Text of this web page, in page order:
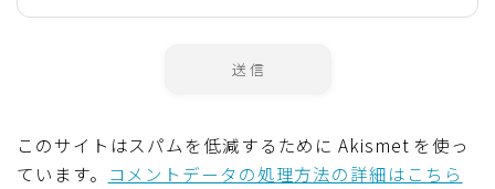
このサイトはスパムを低減するために Akismet を使っ
ています。 コメントデータの処理方法の詳細はこちら